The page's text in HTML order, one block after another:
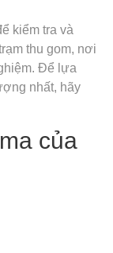
kiểm tra và
thu gom, nơi
Để lựa
nhất, hãy
của